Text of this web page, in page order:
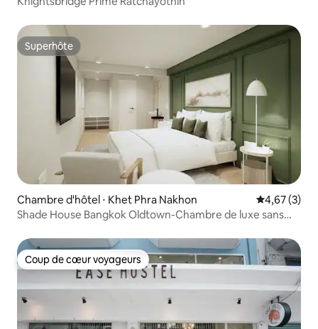
Superhôte
Superhôte
Chambre d'hôtel ⋅ Khet Phra Nakhon Évaluation
4,67 (3)
Shade House Bangkok Oldtown-Chambre de luxe sans
Coup de cœur voyageurs
Coup de cœur voyageurs